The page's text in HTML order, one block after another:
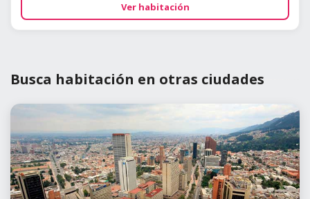
Ver habitación
Busca habitación en otras ciudades